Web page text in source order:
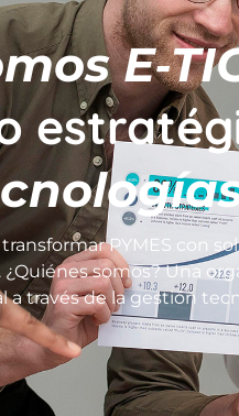
PYMES con
somos? Una
a través de la gestión